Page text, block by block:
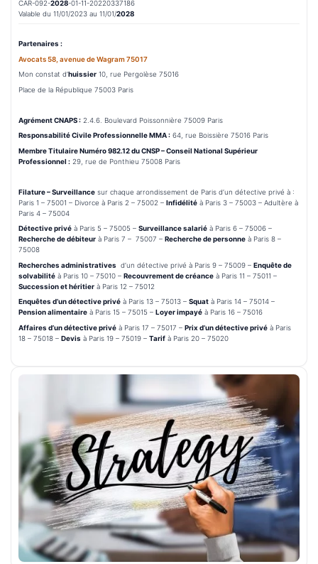
CAR-092-2028-01-11-20220337186
Valable du 11/01/2023 au 11/01/2028
Partenaires :
Avocats 58, avenue de Wagram 75017
Mon constat d’huissier 10, rue Pergolèse 75016
Place de la République 75003 Paris
Agrément CNAPS : 2.4.6. Boulevard Poissonnière 75009 Paris
Responsabilité Civile Professionnelle MMA : 64, rue Boissière 75016 Paris
Membre Titulaire Numéro 982.12 du CNSP – Conseil National Supérieur
Professionnel : 29, rue de Ponthieu 75008 Paris
Filature – Surveillance sur chaque arrondissement de Paris d’un détective privé à :
Paris 1 – 75001 – Divorce à Paris 2 – 75002 – Infidélité à Paris 3 – 75003 – Adultère à
Paris 4 – 75004
Détective privé à Paris 5 – 75005 – Surveillance salarié à Paris 6 – 75006 –
Recherche de débiteur à Paris 7 – 75007 – Recherche de personne à Paris 8 –
75008
Recherches administratives d’un détective privé à Paris 9 – 75009 – Enquête de
solvabilité à Paris 10 – 75010 – Recouvrement de créance à Paris 11 – 75011 –
Succession et héritier à Paris 12 – 75012
Enquêtes d’un détective privé à Paris 13 – 75013 – Squat à Paris 14 – 75014 –
Pension alimentaire à Paris 15 – 75015 – Loyer impayé à Paris 16 – 75016
Affaires d’un détective privé à Paris 17 – 75017 – Prix d’un détective privé à Paris
18 – 75018 – Devis à Paris 19 – 75019 – Tarif à Paris 20 – 75020